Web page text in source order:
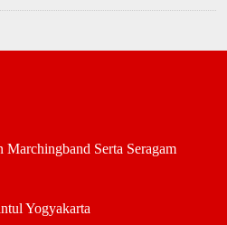
Serta Seragam
Yogyakarta